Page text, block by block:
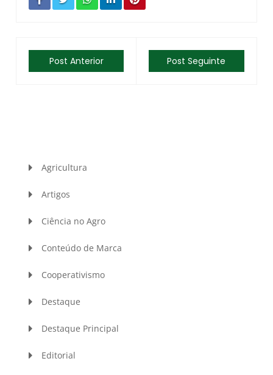
Post Anterior Post Seguinte
Agricultura
Artigos
Ciência no Agro
Conteúdo de Marca
Cooperativismo
Destaque
Destaque Principal
Editorial